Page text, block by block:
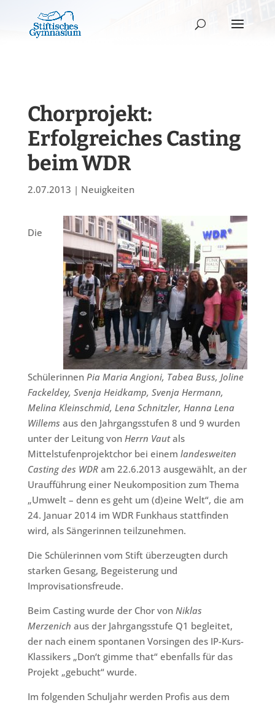
Chorprojekt:
Erfolgreiches Casting
beim WDR
2.07.2013 | Neuigkeiten
Die
Schülerinnen Pia Maria Angioni, Tabea Buss, Joline
Fackeldey, Svenja Heidkamp, Svenja Hermann,
Melina Kleinschmid, Lena Schnitzler, Hanna Lena
Willems aus den Jahrgangsstufen 8 und 9 wurden
unter der Leitung von Herrn Vautals
Mittelstufenprojektchor bei einem landesweiten
Casting des WDRam 22.6.2013 ausgewählt, an der
Uraufführung einer Neukomposition zum Thema
„Umwelt – denn es geht um (d)eine Welt“, die am
24. Januar 2014 im WDR Funkhaus stattfinden
wird, als Sängerinnen teilzunehmen.
Die Schülerinnen vom Stift überzeugten durch
starken Gesang, Begeisterung und
Improvisationsfreude.
Beim Casting wurde der Chor von Niklas
Merzenich aus der Jahrgangsstufe Q1 begleitet,
der nach einem spontanen Vorsingen des IP-Kurs-
Klassikers „Don‘t gimme that“ ebenfalls für das
Projekt „gebucht“ wurde.
Im folgenden Schuljahr werden Profis aus dem